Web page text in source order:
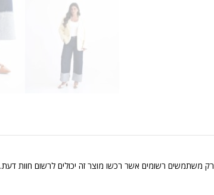
רק משתמשים רשומים אשר רכשו מוצר זה יכולים לרשום חוות דעת.